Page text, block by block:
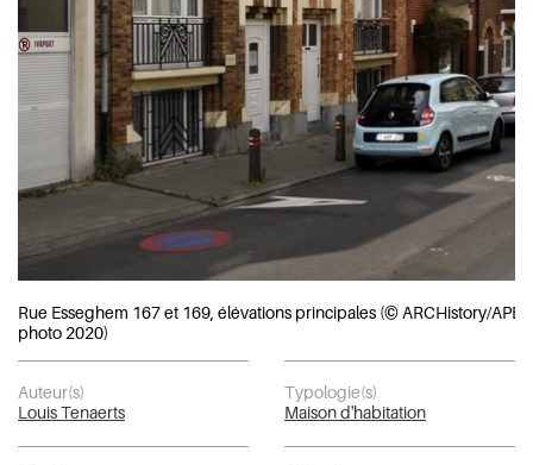
Rue Esseghem 167 et 169, élévations principales (© ARCHistory/
photo 2020)
Auteur(s)
Louis Tenaerts
Typologie(s)
Maison d'habitation